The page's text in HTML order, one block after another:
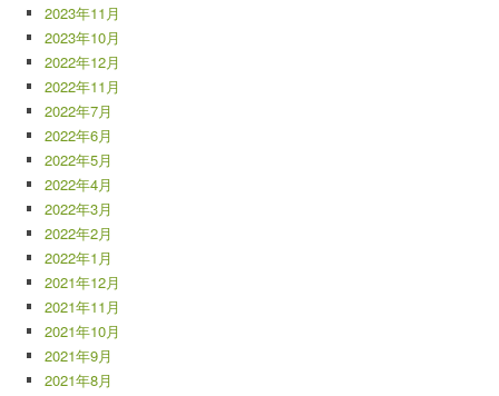
2023年11月
2023年10月
2022年12月
2022年11月
2022年7月
2022年6月
2022年5月
2022年4月
2022年3月
2022年2月
2022年1月
2021年12月
2021年11月
2021年10月
2021年9月
2021年8月